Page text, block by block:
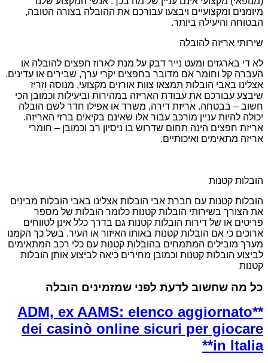
מיומנים ומקצועיים ויבצעו עבורכם את ההובלה בצורה הטובה,
הבטוחה והיעילה ביותר.
שירותי אריזה להובלה
לא די בארגזים ומעט נייר דבק על מנת לארוז חפצים להובלה או
העברה קל וחומר אם מדובר בחפצים יקרי ערך, שבירים או עדינים.
אצלינו באבי הובלות תמצאו צוות אורזים מקצועי, מנוסה וזריז
שיבצע עבורכם את עבודת האריזה במהירות וביעילות וכמובן הכי
חשוב – בבטחה. אריזת דירה, משרד או אפילו חדר לשם הובלה
יכולה להיות עניין מורכב עבור אלו שאינם בקיאים ברזי האריזה.
אריזת חפצים הינה תחום שדרוש בו ניסיון רב וכמובן – חומרי
אריזה מתאימים ואיכותיים.
הובלות קטנות
הובלות קטנות עם חברת אבי הובלות אצלינו באבי הובלות מבינים
את הצורך בשירותי הובלות קטנות כלומר הובלות של מספר
פריטים או של דירות הובלות קטנות גם בדרך כלל אינן לטווחים
ארוכים כי אם הובלות קטנות באותו האיזור או העיר. בשל כך הקמנו
מערך מובילים המתמחים בהובלות קטנות עם כלי רכב המתאימים
לביצוע הובלות קטנות וכמובן מחירים כיאה לביצוע אותן הובלות
קטנות
כל מה שחשוב לדעת לפני שמזמינים הובלה
**ADM, ex AAMS: elenco aggiornato
dei casinò online sicuri per giocare
in Italia**